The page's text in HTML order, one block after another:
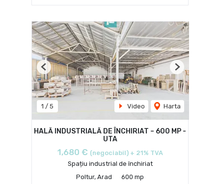
1 / 5 Video Harta
Previous Next
HALĂ INDUSTRIALĂ DE ÎNCHIRIAT – 600 MP -
UTA
1,680 € (negociabil) + 21% TVA
Spațiu industrial de închiriat
Poltur, Arad
600 mp